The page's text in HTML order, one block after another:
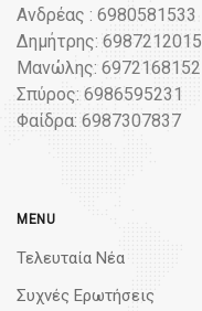
Ανδρέας : 6980581533
Δημήτρης: 6987212015
Μανώλης: 6972168152
Σπύρος: 6986595231
Φαίδρα: 6987307837
MENU
Τελευταία Νέα
Συχνές Ερωτήσεις